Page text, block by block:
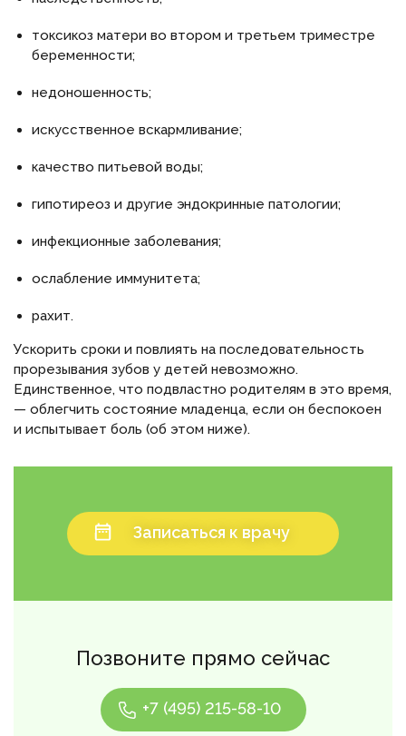
токсикоз матери во втором и третьем триместре
беременности;
недоношенность;
искусственное вскармливание;
качество питьевой воды;
гипотиреоз и другие эндокринные патологии;
инфекционные заболевания;
ослабление иммунитета;
рахит.
Ускорить сроки и повлиять на последовательность
прорезывания зубов у детей невозможно.
Единственное, что подвластно родителям в это время,
— облегчить состояние младенца, если он беспокоен
и испытывает боль (об этом ниже).
Позвоните прямо сейчас
+7 (495) 215-58-10
Записаться к врачу